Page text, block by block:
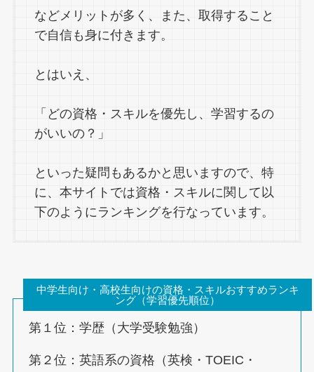
などメリットが多く、また、取得すること
で自信も身に付きます。
とはいえ、
「どの資格・スキルを優先し、学習するの
がいいの？」
といった疑問もあるかと思いますので、特
に、本サイトでは資格・スキルに関して以
下のようにランキングを行なっています。
中学生向け・高校生向けの資格・スキルおすすめランキ
ング（学習優先順位）
第１位：学歴（大学受験勉強）
第２位：英語系の資格（英検・TOEIC・